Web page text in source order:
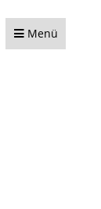
Menü